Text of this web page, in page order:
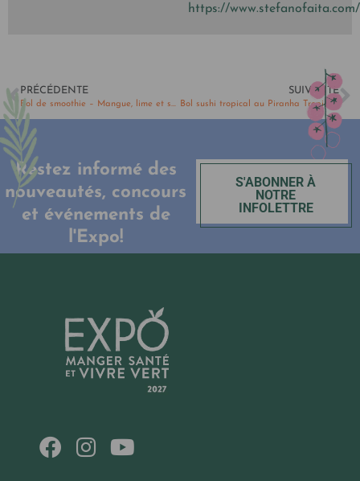
https://www.stefanofaita.com/
PRÉCÉDENTE
Bol de smoothie – Mangue, lime et spiruline Gandalf
SUIVANTE
Bol sushi tropical au Piranha Tropical végétal
Restez informé des
nouveautés, concours
et événements de
l'Expo!
S'ABONNER À
NOTRE
INFOLETTRE